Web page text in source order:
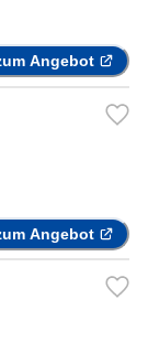
Angebot
Angebot